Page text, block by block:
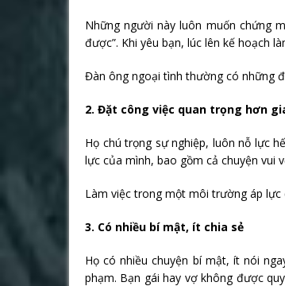
Những người này luôn muốn chứng
được”. Khi yêu bạn, lúc lên kế hoạch
Đàn ông ngoại tình thường có những
2. Đặt công việc quan trọng hơn
Họ chú trọng sự nghiệp, luôn nỗ lực
lực của mình, bao gồm cả chuyện vui
Làm việc trong một môi trường áp lực
3. Có nhiều bí mật, ít chia sẻ
Họ có nhiều chuyện bí mật, ít nói
phạm. Bạn gái hay vợ không được